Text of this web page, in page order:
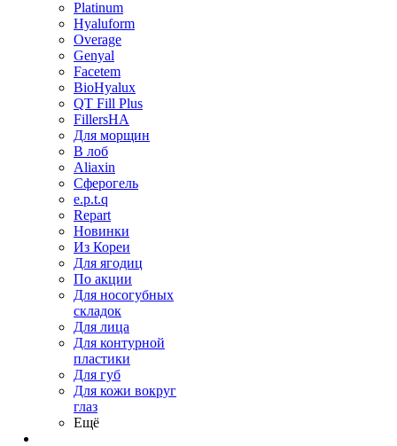
Platinum
Hyaluform
Overage
Genyal
Facetem
BioHyalux
QT Fill Plus
FillersHA
Для морщин
В лоб
Aliaxin
Сферогель
e.p.t.q
Repart
Новинки
Из Кореи
Для ягодиц
По акции
Для носогубных
складок
Для лица
Для контурной
пластики
Для губ
Для кожи вокруг
глаз
Ещё